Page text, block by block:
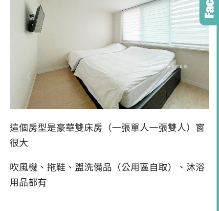
這個房型是豪華雙床房（一張單人一張雙人）窗
很大
吹風機、拖鞋、盥洗備品（公用區自取）、沐浴
用品都有